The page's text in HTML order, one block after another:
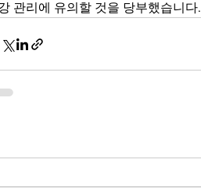
관리에 유의할 것을 당부했습니다.